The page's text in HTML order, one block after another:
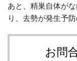
あと、精巣自体が
り、去勢が発生予
お問